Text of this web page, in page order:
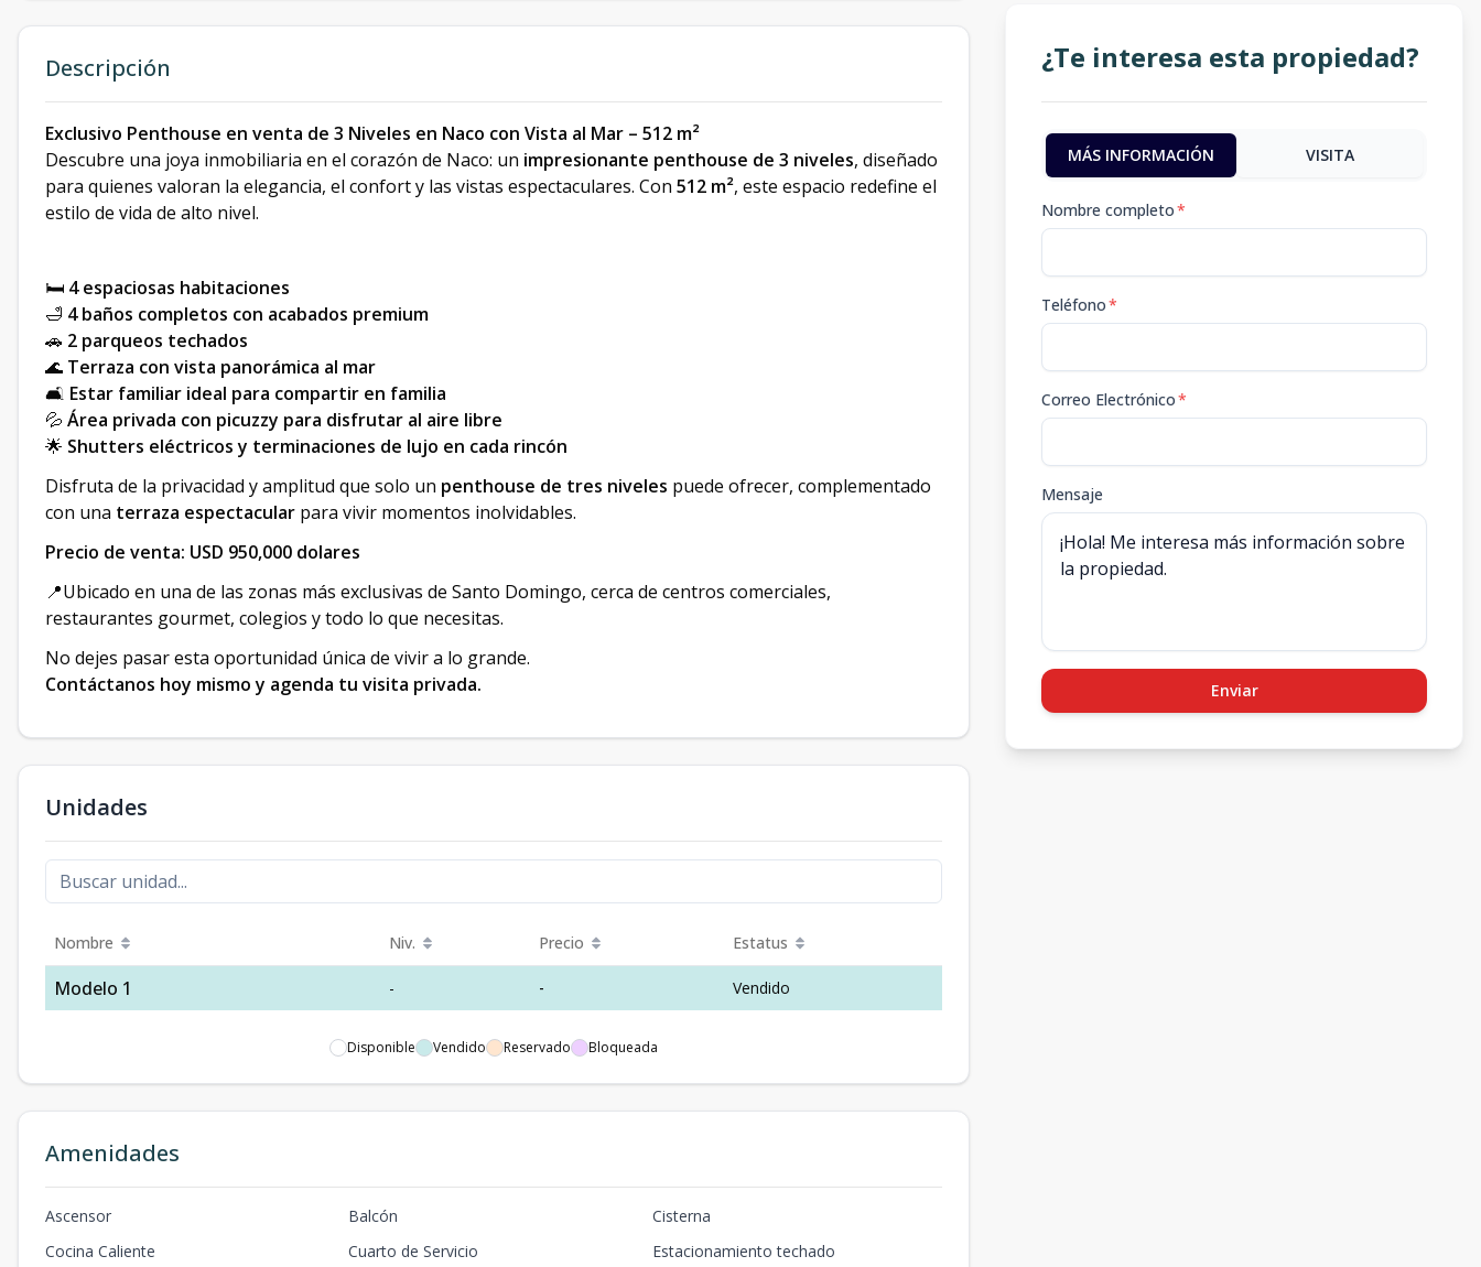
Descripción
Exclusivo Penthouse en venta de 3 Niveles en Naco con Vista al Mar – 512 m²
Descubre una joya inmobiliaria en el corazón de Naco: un impresionante penthouse de 3 niveles, diseñado
para quienes valoran la elegancia, el confort y las vistas espectaculares. Con 512 m², este espacio redefine el
estilo de vida de alto nivel.
🛏 4 espaciosas habitaciones
🛁 4 baños completos con acabados premium
🚗 2 parqueos techados
🌊 Terraza con vista panorámica al mar
🛋 Estar familiar ideal para compartir en familia
💦 Área privada con picuzzy para disfrutar al aire libre
🌟 Shutters eléctricos y terminaciones de lujo en cada rincón
Disfruta de la privacidad y amplitud que solo un penthouse de tres niveles puede ofrecer, complementado
con una terraza espectacular para vivir momentos inolvidables.
Precio de venta: USD 950,000 dolares
📍Ubicado en una de las zonas más exclusivas de Santo Domingo, cerca de centros comerciales,
restaurantes gourmet, colegios y todo lo que necesitas.
No dejes pasar esta oportunidad única de vivir a lo grande.
Contáctanos hoy mismo y agenda tu visita privada.
Unidades
Nombre Niv. Precio Estatus
Modelo 1 - - Vendido
Disponible Vendido Reservado Bloqueada
Amenidades
Ascensor Balcón
Cisterna
Cocina Caliente
Cuarto de Servicio
Estacionamiento techado
¿Te interesa esta propiedad?
MÁS INFORMACIÓN VISITA
Nombre completo*
Teléfono*
Correo Electrónico*
Mensaje
Enviar